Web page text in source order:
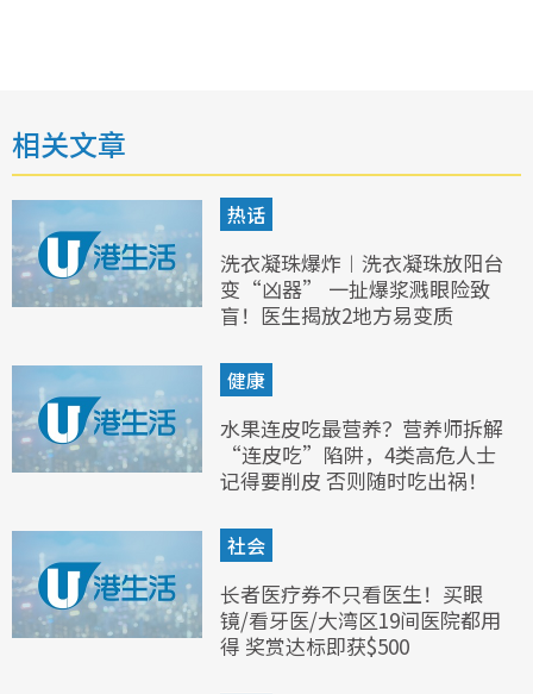
相关文章
热话
洗衣凝珠爆炸︱洗衣凝珠放阳台
变“凶器” 一扯爆浆溅眼险致
盲！医生揭放2地方易变质
健康
水果连皮吃最营养？营养师拆解
“连皮吃”陷阱，4类高危人士
记得要削皮 否则随时吃出祸！
社会
长者医疗券不只看医生！买眼
镜/看牙医/大湾区19间医院都用
得 奖赏达标即获$500